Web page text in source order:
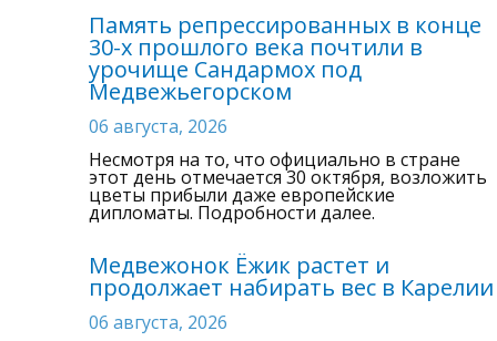
Память репрессированных в конце
30-х прошлого века почтили в
урочище Сандармох под
Медвежьегорском
06 августа, 2026
Несмотря на то, что официально в стране
этот день отмечается 30 октября, возложить
цветы прибыли даже европейские
дипломаты. Подробности далее.
Медвежонок Ёжик растет и
продолжает набирать вес в Карелии
06 августа, 2026